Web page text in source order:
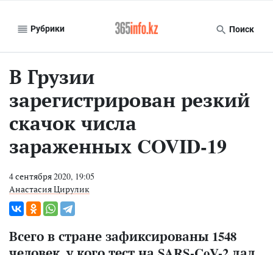
Рубрики Поиск
В Грузии
зарегистрирован резкий
скачок числа
зараженных COVID-19
4 сентября 2020, 19:05
Анастасия Цирулик
Всего в стране зафиксированы 1548